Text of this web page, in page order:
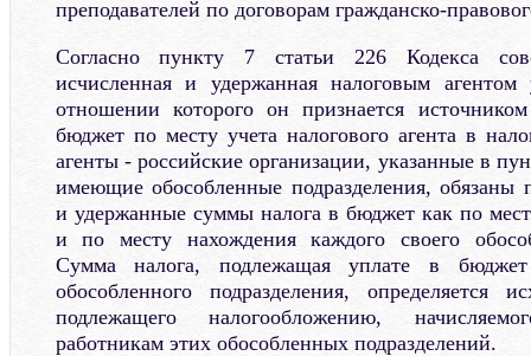
преподавателей по договорам гражданско-
Согласно пункту 7 статьи 226 Кодекса
исчисленная и удержанная налоговым
отношении которого он признается
бюджет по месту учета налогового агента в
агенты - российские организации, указанные в
имеющие обособленные подразделения, обязаны
и удержанные суммы налога в бюджет как по
и по месту нахождения каждого своего
Сумма налога, подлежащая уплате в
обособленного подразделения, определяется
подлежащего налогообложению,
работникам этих обособленных подразделений.